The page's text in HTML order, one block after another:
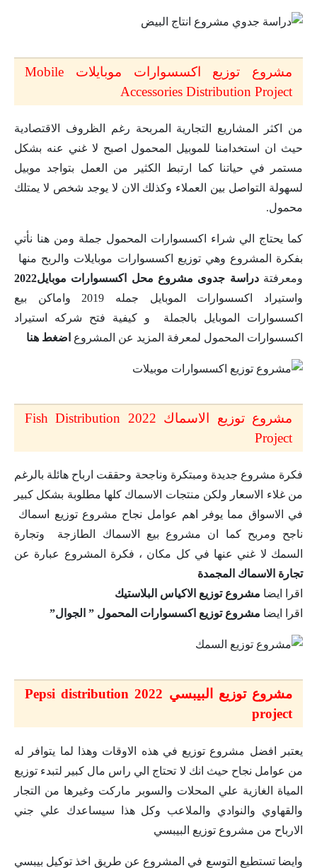
مشروع توزيع اكسسوارات موبايلات Mobile
Accessories Distribution Project
من اكثر المشاريع التجارية المربحة رغم الظروف الاقتصادية
حيث ان استخدامنا للموبيل المحمول اصبح لا غني عنه بشكل
مستمر في حياتنا كما ارتبط الكثير من العمل بتواجد موبيل
لسهولة التواصل بين العملاء وكذلك الان لا يوجد شخص لا يمتلك
محمول.
كما يحتاج الي شراء اكسسوارات المحمول جملة ومن هنا نأتي
بفكرة المشروع وهي توزيع اكسسوارات موبايلات والربح منها
ومعرفتةدراسة جدوى مشروع محل اكسسوارات موبايل2022
واستيراد اكسسوارات الموبايل جمله 2019 واماكن بيع
اكسسوارات الموبايل بالجملة و كيفية فتح شركه استيراد
اكسسوارات المحمول لمعرفة المزيد عن المشروع اضغط هنا
مشروع توزيع الاسماك 2022 Fish Distribution
Project
فكرة مشروع جديدة ومبتكرة وناجحة وحققت ارباح هائلة بالرغم
من غلاء الاسعار ولكن منتجات الاسماك كلها مطلوبة بشكل كبير
في الاسواق مما يوفر اهم عوامل نجاح مشروع توزيع اسماك
ناجح ومربح كما ان مشروع بيع الاسماك الطازجة وتجارة
السمك لا غني عنها في كل مكان ، فكرة المشروع عبارة عن
تجارة الاسماك المجمدة
اقرا ايضا مشروع توزيع الاكياس البلاستيك
اقرا ايضا مشروع توزيع اكسسوارات المحمول ” الجوال”
مشروع توزيع البيبسي 2022 Pepsi distribution
project
يعتبر افضل مشروع توزيع في هذه الاوقات وهذا لما يتوافر له
من عوامل نجاح حيث انك لا تحتاج الي راس مال كبير لتبدء توزيع
المياة الغازية علي المحلات والسوبر ماركت وغيرها من التجار
والقهاوي والنوادي والملاعب وكل هذا سيساعدك علي جني
الارباح من مشروع توزيع البيبسي
وايضا تستطيع التوسع في المشروع عن طريق اخذ توكيل بيبسي